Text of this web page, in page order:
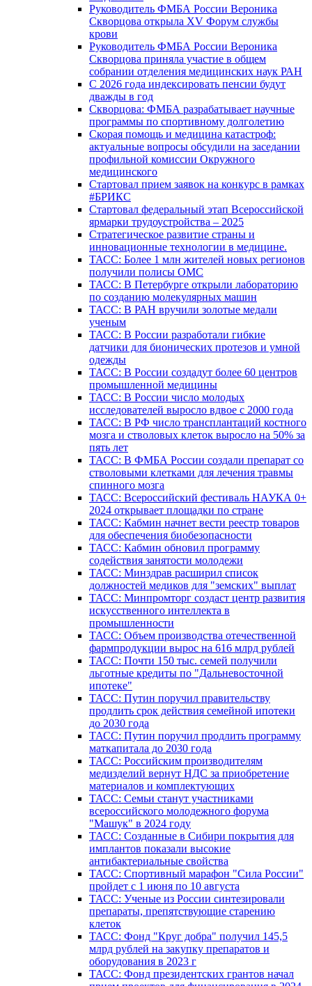
Руководитель ФМБА России Вероника
Скворцова открыла XV Форум службы
крови
Руководитель ФМБА России Вероника
Скворцова приняла участие в общем
собрании отделения медицинских наук РАН
С 2026 года индексировать пенсии будут
дважды в год
Скворцова: ФМБА разрабатывает научные
программы по спортивному долголетию
Скорая помощь и медицина катастроф:
актуальные вопросы обсудили на заседании
профильной комиссии Окружного
медицинского
Стартовал прием заявок на конкурс в рамках
#БРИКС
Стартовал федеральный этап Всероссийской
ярмарки трудоустройства – 2025
Стратегическое развитие страны и
инновационные технологии в медицине.
ТАСС: Более 1 млн жителей новых регионов
получили полисы ОМС
ТАСС: В Петербурге открыли лабораторию
по созданию молекулярных машин
ТАСС: В РАН вручили золотые медали
ученым
ТАСС: В России разработали гибкие
датчики для бионических протезов и умной
одежды
ТАСС: В России создадут более 60 центров
промышленной медицины
ТАСС: В России число молодых
исследователей выросло вдвое с 2000 года
ТАСС: В РФ число трансплантаций костного
мозга и стволовых клеток выросло на 50% за
пять лет
ТАСС: В ФМБА России создали препарат со
стволовыми клетками для лечения травмы
спинного мозга
ТАСС: Всероссийский фестиваль НАУКА 0+
2024 открывает площадки по стране
ТАСС: Кабмин начнет вести реестр товаров
для обеспечения биобезопасности
ТАСС: Кабмин обновил программу
содействия занятости молодежи
ТАСС: Минздрав расширил список
должностей медиков для "земских" выплат
ТАСС: Минпромторг создаст центр развития
искусственного интеллекта в
промышленности
ТАСС: Объем производства отечественной
фармпродукции вырос на 616 млрд рублей
ТАСС: Почти 150 тыс. семей получили
льготные кредиты по "Дальневосточной
ипотеке"
ТАСС: Путин поручил правительству
продлить срок действия семейной ипотеки
до 2030 года
ТАСС: Путин поручил продлить программу
маткапитала до 2030 года
ТАСС: Российским производителям
медизделий вернут НДС за приобретение
материалов и комплектующих
ТАСС: Семьи станут участниками
всероссийского молодежного форума
"Машук" в 2024 году
ТАСС: Созданные в Сибири покрытия для
имплантов показали высокие
антибактериальные свойства
ТАСС: Спортивный марафон "Сила России"
пройдет с 1 июня по 10 августа
ТАСС: Ученые из России синтезировали
препараты, препятствующие старению
клеток
ТАСС: Фонд "Круг добра" получил 145,5
млрд рублей на закупку препаратов и
оборудования в 2023 г
ТАСС: Фонд президентских грантов начал